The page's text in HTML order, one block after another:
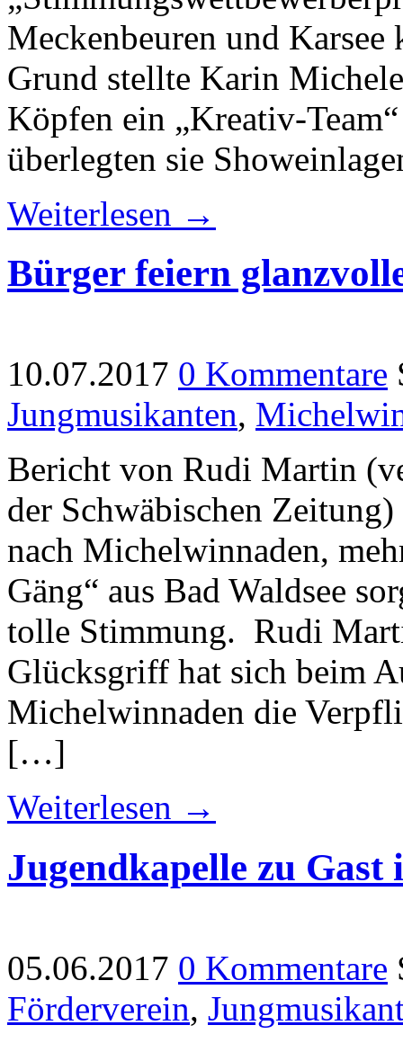
Meckenbeuren und Karsee
Grund stellte Karin
Köpfen ein „Kreativ-
überlegten sie
Weiterlesen →
Bürger feiern
10.07.2017 0 Kommentare
Jungmusikanten,
Bericht von Rudi Martin
der Schwäbischen
nach Michelwinnaden,
Gäng“ aus Bad Waldsee
tolle Stimmung. Rudi
Glücksgriff hat sich beim
Michelwinnaden die
[…]
Weiterlesen →
Jugendkapelle zu
05.06.2017 0 Kommentare
Förderverein,